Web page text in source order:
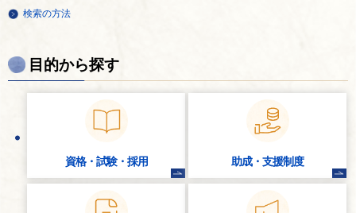
検索の方法
目的から探す
資格・試験・ 採用 助成・支援制度